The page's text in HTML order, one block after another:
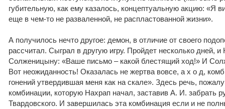
губительную, как ему казалось, концептуальную акцию: «Я
еще в чем-то не разваленной, не распластованной жизни».
А получилось нечто другое: демон, в отличие от своего
рассчитал. Сыграл в другую игру. Пройдет несколько дней, и
Солженицыну: «Ваше письмо – какой блестящий ход!» И
Вот неожиданность! Оказалась не жертва вовсе, а х о д,
гонений утвердившая меня как на скале». Здесь речь,
комбинации, которую Нахрап начал, заставив А. И. забрать
Твардовского. И завершилась эта комбинация если и не